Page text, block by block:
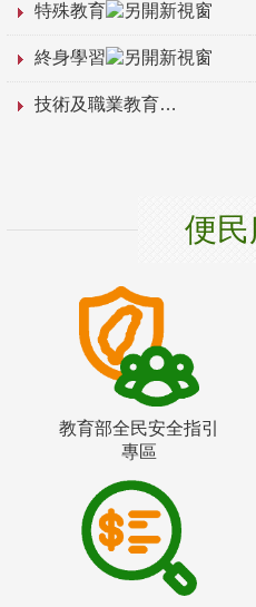
特殊教育
終身學習
技術及職業教育
便
教育部全民安全指引
專區